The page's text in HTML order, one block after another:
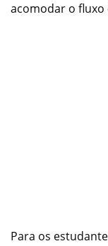
acomodar o
Para os